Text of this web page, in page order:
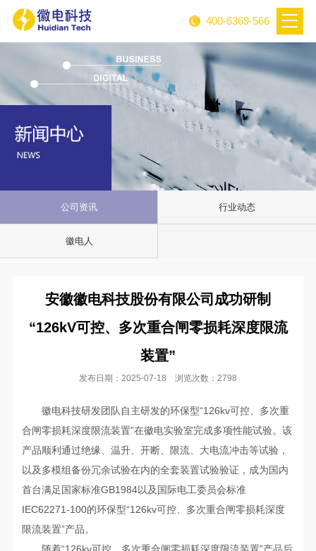
400-6369-566
公司资讯 行业动态
徽电人
安徽徽电科技股份有限公司成功研制
“126kV可控、多次重合闸零损耗深度限流
装置”
发布日期：2025-07-18 浏览次数：2798
徽电科技研发团队自主研发的环保型“126kv可控、多次重
合闸零损耗深度限流装置”在徽电实验室完成多项性能试验。该
产品顺利通过绝缘、温升、开断、限流、大电流冲击等试验，
以及多模组备份冗余试验在内的全套装置试验验证，成为国内
首台满足国家标准GB1984以及国际电工委员会标准
IEC62271-100的环保型“126kv可控、多次重合闸零损耗深度
限流装置”产品。